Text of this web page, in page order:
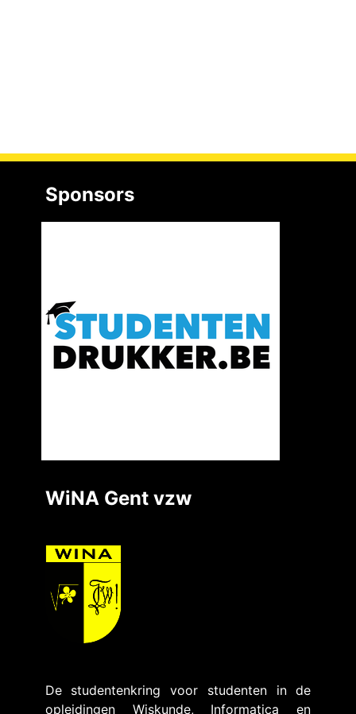
Sponsors
WiNA Gent vzw
De studentenkring voor studenten in de
opleidingen Wiskunde, Informatica en